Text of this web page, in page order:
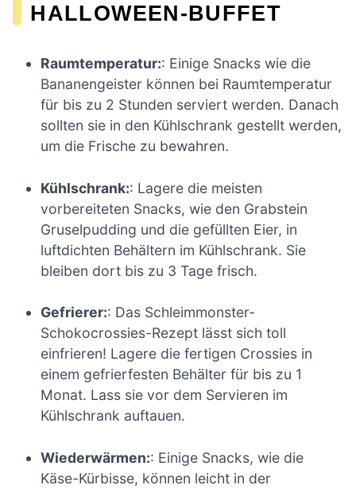
HALLOWEEN-BUFFET
Raumtemperatur:: Einige Snacks wie die
Bananengeister können bei Raumtemperatur
für bis zu 2 Stunden serviert werden. Danach
sollten sie in den Kühlschrank gestellt werden,
um die Frische zu bewahren.
Kühlschrank:: Lagere die meisten
vorbereiteten Snacks, wie den Grabstein
Gruselpudding und die gefüllten Eier, in
luftdichten Behältern im Kühlschrank. Sie
bleiben dort bis zu 3 Tage frisch.
Gefrierer:: Das Schleimmonster-
Schokocrossies-Rezept lässt sich toll
einfrieren! Lagere die fertigen Crossies in
einem gefrierfesten Behälter für bis zu 1
Monat. Lass sie vor dem Servieren im
Kühlschrank auftauen.
Wiederwärmen:: Einige Snacks, wie die
Käse-Kürbisse, können leicht in der